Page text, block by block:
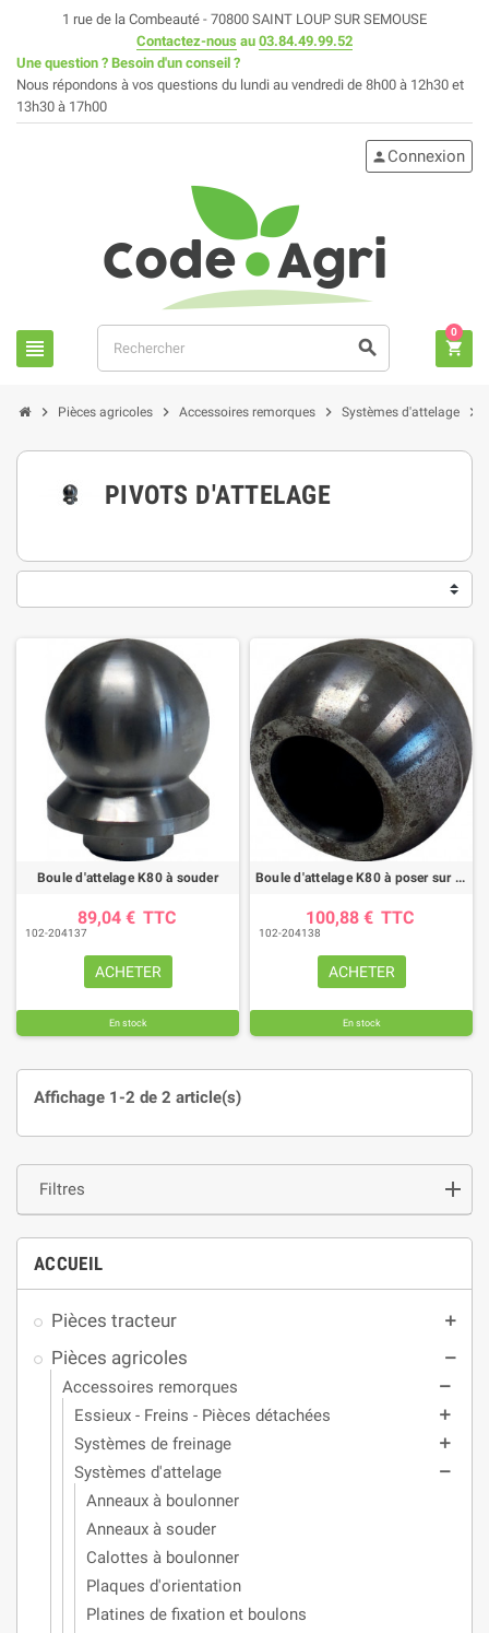
1 rue de la Combeauté - 70800 SAINT LOUP SUR SEMOUSE
Contactez-nous au 03.84.49.99.52
Une question ? Besoin d'un conseil ?
Nous répondons à vos questions du lundi au vendredi de 8h00 à 12h30 et
13h30 à 17h00
view_headline search
person Connexion
shopping_cart
0
chevron_right Pièces agricoles chevron_right Accessoires remorques chevron_right Systèmes d'attelage chevron_right
Filtres
ACCUEIL
Pièces tracteur add
Pièces agricoles remove
Accessoires remorques remove
Essieux - Freins - Pièces détachées add
Systèmes de freinage add
Systèmes d'attelage remove
Anneaux à boulonner
Anneaux à souder
Calottes à boulonner
Plaques d'orientation
Platines de fixation et boulons
PIVOTS D'ATTELAGE
Boule d'attelage K80 à souder
89,04 € TTC
102-204137
ACHETER
En stock
Boule d'attelage K80 à poser sur piton Ø45
100,88 € TTC
102-204138
ACHETER
En stock
Affichage 1-2 de 2 article(s)